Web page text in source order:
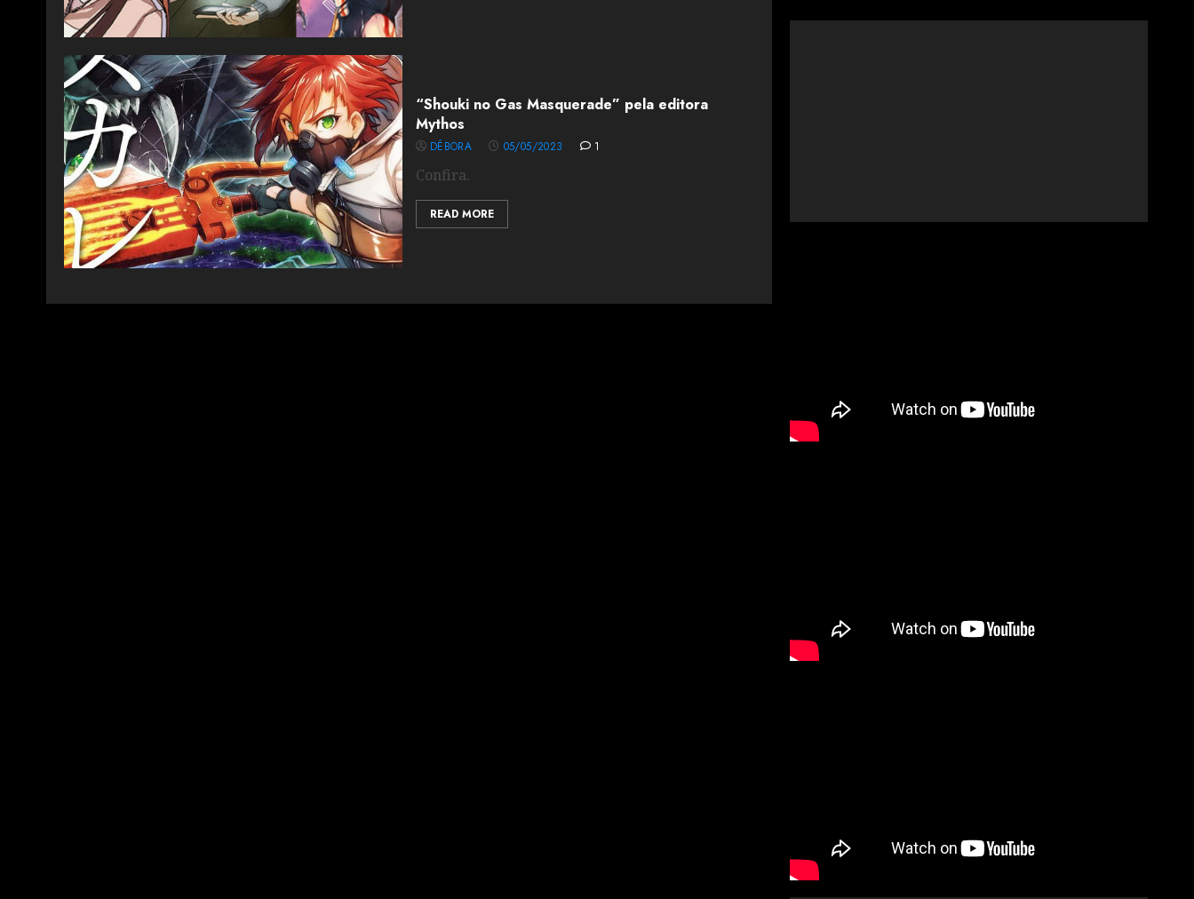
“Shouki no Gas Masquerade” pela editora
Mythos
DÉBORA 05/05/2023 1
Confira.
READ MORE